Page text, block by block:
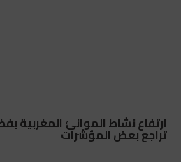
ارتفاع نشاط الموانئ المغربية
تراجع بعض المؤشرات